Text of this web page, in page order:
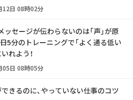
12日 08時02分
ッセージが伝わらないのは「声」が原
日5分のトレーニングで「よく通る低い
れよう！
05日 08時05分
きるのに、やっていない仕事のコツ